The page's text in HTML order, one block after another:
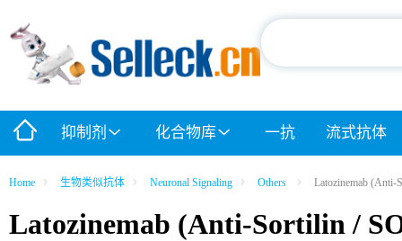
抑制剂 化合物库 一抗 流式抗体
Home 生物类似抗体 Neuronal Signaling Others Latozinemab (Anti-
Latozinemab (Anti-Sortilin /